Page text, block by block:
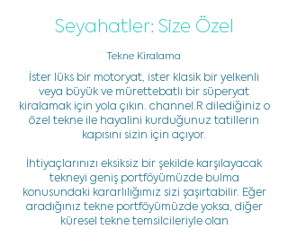
Seyahatler: Size Özel
Tekne Kiralama
İster lüks bir motoryat, ister klasik bir yelkenli
veya büyük ve mürettebatlı bir süperyat
kiralamak için yola çıkın. channel.R dilediğiniz o
özel tekne ile hayalini kurduğunuz tatillerin
kapısını sizin için açıyor.
İhtiyaçlarınızı eksiksiz bir şekilde karşılayacak
tekneyi geniş portföyümüzde bulma
konusundaki kararlılığımız sizi şaşırtabilir. Eğer
aradığınız tekne portföyümüzde yoksa, diğer
küresel tekne temsilcileriyle olan